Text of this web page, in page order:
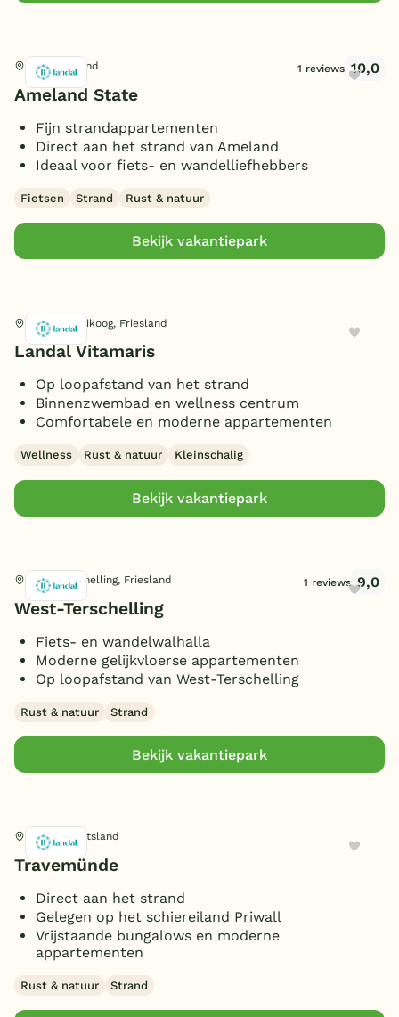
Nes, Friesland 1 reviews 10,0
Ameland State
Fijn strandappartementen
Direct aan het strand van Ameland
Ideaal voor fiets- en wandelliefhebbers
Fietsen Strand Rust & natuur
Bekijk vakantiepark
Schiermonnikoog, Friesland
Landal Vitamaris
Op loopafstand van het strand
Binnenzwembad en wellness centrum
Comfortabele en moderne appartementen
Wellness Rust & natuur Kleinschalig
Bekijk vakantiepark
West-Terschelling, Friesland 1 reviews 9,0
West-Terschelling
Fiets- en wandelwalhalla
Moderne gelijkvloerse appartementen
Op loopafstand van West-Terschelling
Rust & natuur Strand
Bekijk vakantiepark
Lübeck, Duitsland
Travemünde
Direct aan het strand
Gelegen op het schiereiland Priwall
Vrijstaande bungalows en moderne
appartementen
Rust & natuur Strand